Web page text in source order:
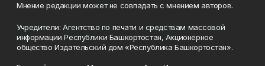
Мнение редакции может не совпадать с мнением авторов.
Учредители: Агентство по печати и средствам массовой
информации Республики Башкортостан, Акционерное
общество Издательский дом «Республика Башкортостан».